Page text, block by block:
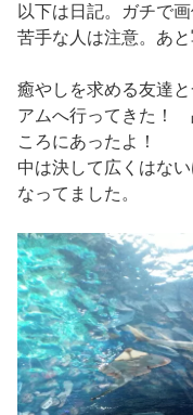
以下は日記。ガチで
苦手な人は注意。あと
癒やしを求める友達
アムへ行ってきた！
ころにあったよ！
中は決して広くはな
なってました。